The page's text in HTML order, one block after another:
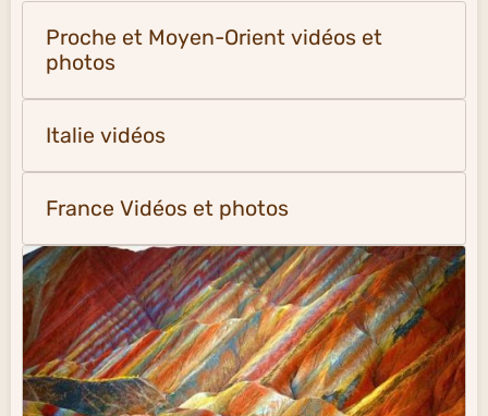
Le Monde en vidéos
Proche et Moyen-Orient vidéos et
France Vidéos et photos